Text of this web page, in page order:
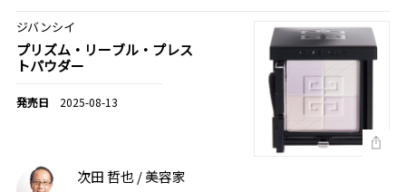
ジバンシイ
プリズム・リーブル・プレス
トパウダー
2025-08-13
次田 哲也 / 美容家